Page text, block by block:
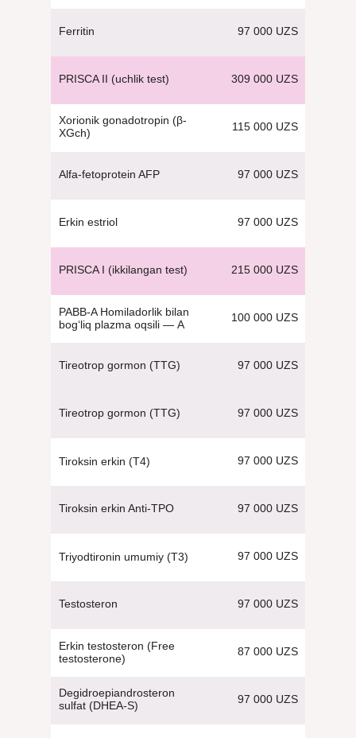
97 000 UZS
Ferritin
309 000 UZS
PRISCA II (uchlik test)
115 000 UZS
Xorionik gonadotropin (β-
XGch)
97 000 UZS
Alfa-fetoprotein AFP
97 000 UZS
Erkin estriol
215 000 UZS
PRISCA I (ikkilangan test)
100 000 UZS
PABB-A Homiladorlik bilan
bog‘liq plazma oqsili — А
97 000 UZS
Tireotrop gormon (TTG)
97 000 UZS
Tireotrop gormon (TTG)
97 000 UZS
Tiroksin erkin (Т4)
97 000 UZS
Tiroksin erkin Anti-TPO
97 000 UZS
Triyodtironin umumiy (T3)
97 000 UZS
Testosteron
87 000 UZS
Erkin testosteron (Free
testosterone)
97 000 UZS
Degidroepiandrosteron
sulfat (DHEA-S)